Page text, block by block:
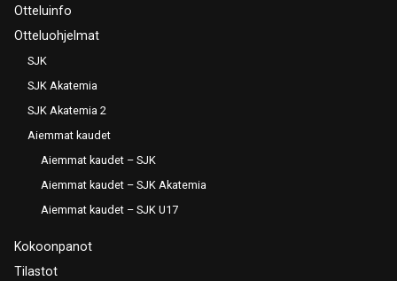
Otteluinfo
Otteluohjelmat
SJK
SJK Akatemia
SJK Akatemia 2
Aiemmat kaudet
Aiemmat kaudet – SJK
Aiemmat kaudet – SJK Akatemia
Aiemmat kaudet – SJK U17
Kokoonpanot
Tilastot